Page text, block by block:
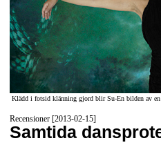
Klädd i fotsid klänning gjord blir Su-En bilden av
Recensioner [2013-02-15]
Samtida